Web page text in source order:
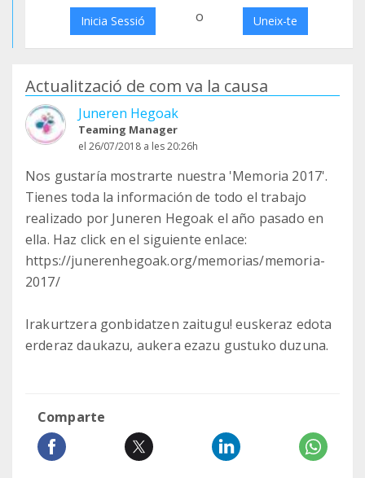
Inicia Sessió o Uneix-te
Actualització de com va la causa
Juneren Hegoak
Teaming Manager
el 26/07/2018 a les 20:26h
Nos gustaría mostrarte nuestra 'Memoria 2017'.
Tienes toda la información de todo el trabajo
realizado por Juneren Hegoak el año pasado en
ella. Haz click en el siguiente enlace:
https://junerenhegoak.org/memorias/memoria-
2017/
Irakurtzera gonbidatzen zaitugu! euskeraz edota
erderaz daukazu, aukera ezazu gustuko duzuna.
Comparte